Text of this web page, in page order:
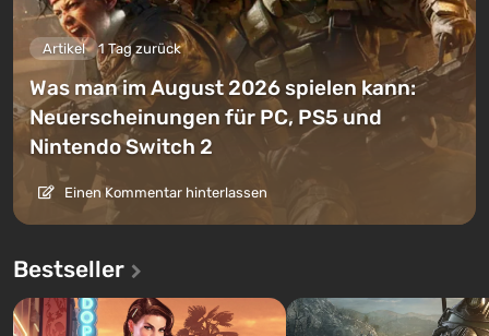
Artikel 1 Tag zurück
Was man im August 2026 spielen kann:
Neuerscheinungen für PC, PS5 und
Nintendo Switch 2
Einen Kommentar hinterlassen
Bestseller